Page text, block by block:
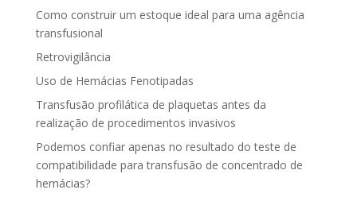
Como construir um estoque ideal para uma agência
transfusional
Retrovigilância
Uso de Hemácias Fenotipadas
Transfusão profilática de plaquetas antes da
realização de procedimentos invasivos
Podemos confiar apenas no resultado do teste de
compatibilidade para transfusão de concentrado de
hemácias?